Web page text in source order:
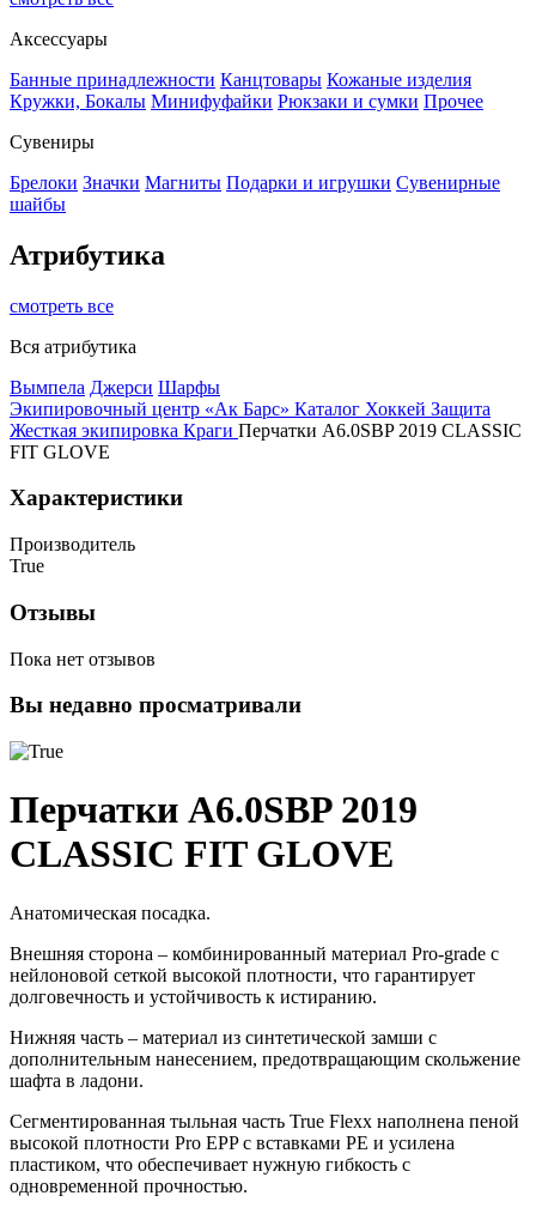
Аксессуары
Банные принадлежности Канцтовары Кожаные изделия
Кружки, Бокалы Минифуфайки Рюкзаки и сумки Прочее
Сувениры
Брелоки Значки Магниты Подарки и игрушки Сувенирные
шайбы
Атрибутика
смотреть все
Вся атрибутика
Вымпела Джерси Шарфы
Экипировочный центр «Ак Барс» Каталог Хоккей Защита
Жесткая экипировка Краги Перчатки A6.0SBP 2019 CLASSIC
FIT GLOVE
Характеристики
Производитель
True
Отзывы
Пока нет отзывов
Вы недавно просматривали
Перчатки A6.0SBP 2019
CLASSIC FIT GLOVE
Анатомическая посадка.
Внешняя сторона – комбинированный материал Pro-grade с
нейлоновой сеткой высокой плотности, что гарантирует
долговечность и устойчивость к истиранию.
Нижняя часть – материал из синтетической замши с
дополнительным нанесением, предотвращающим скольжение
шафта в ладони.
Сегментированная тыльная часть True Flexx наполнена пеной
высокой плотности Pro EPP с вставками PE и усилена
пластиком, что обеспечивает нужную гибкость с
одновременной прочностью.